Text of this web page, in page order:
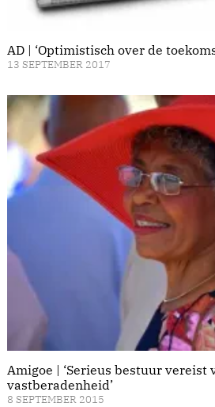
AD | ‘Optimistisch over de
13 SEPTEMBER 2017
Amigoe | ‘Serieus bestuur vereist
vastberadenheid’
8 SEPTEMBER 2015